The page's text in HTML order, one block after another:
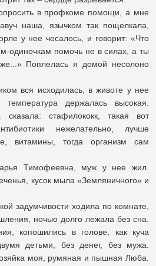
в профкоме помощи, а мне
наша, язычком так пощелкала,
у нее чесалось, и говорит: «Что
одиночкам помочь не в силах, а ты
Поплелась я домой несолоно
вся исходилась, в животе у нее
держалась высокая.
стафилококк, такая вот
нежелательно, лучше
витамины, тогда организм сам
Тимофеевна, муж у нее жил.
кусок мыла «Земляничного» и
задумчивости ходила по комнате,
ночью долго лежала без сна.
копошились в голове, как куча
детьми, без денег, без мужа.
моя, румяная и пышная Люба.